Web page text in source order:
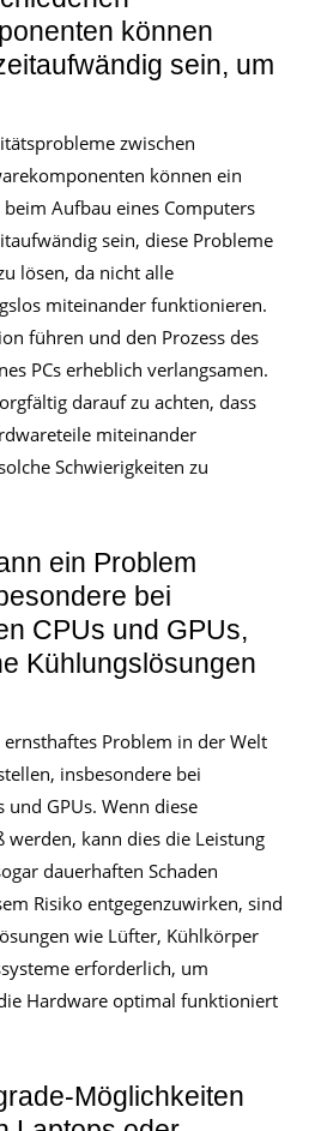
können
sein, um
zwischen
können ein
Aufbau eines Computers
sein, diese Probleme
lösen, da nicht alle
miteinander funktionieren.
führen und den Prozess des
PCs erheblich verlangsamen.
darauf zu achten, dass
miteinander
Schwierigkeiten zu
ein Problem
bei
CPUs und GPUs,
Kühlungslösungen
Problem in der Welt
insbesondere bei
und GPUs. Wenn diese
werden, kann dies die Leistung
dauerhaften Schaden
Risiko entgegenzuwirken, sind
wie Lüfter, Kühlkörper
erforderlich, um
Hardware optimal funktioniert
Möglichkeiten